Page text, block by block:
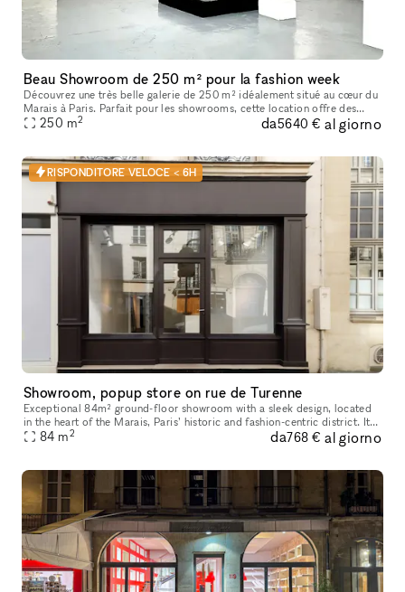
Beau Showroom de 250 m² pour la fashion week
Découvrez une très belle galerie de 250 m² idéalement situé au cœur du
Marais à Paris. Parfait pour les showrooms, cette location offre des
caractéristiques uniques telles que de hauts plafonds, des
250 m2 da5640 € al giorno
RISPONDITORE VELOCE < 6H
Showroom, popup store on rue de Turenne
Exceptional 84m² ground-floor showroom with a sleek design, located
in the heart of the Marais, Paris’ historic and fashion-centric district. Its
prime location and flexible layout make it ideal for
84 m2 da768 € al giorno